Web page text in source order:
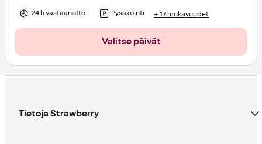
24 h vastaanotto Pysäköinti + 17 mukavuudet
Valitse päivät
Tietoja Strawberry